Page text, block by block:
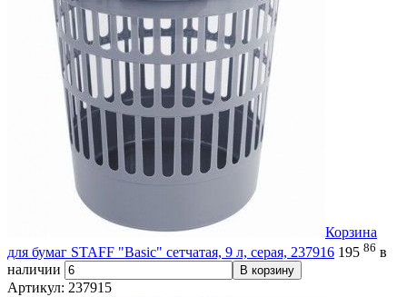
Корзина
для бумаг STAFF "Basic" сетчатая, 9 л, серая, 237916 195 86 в
наличии
В корзину
Артикул: 237915